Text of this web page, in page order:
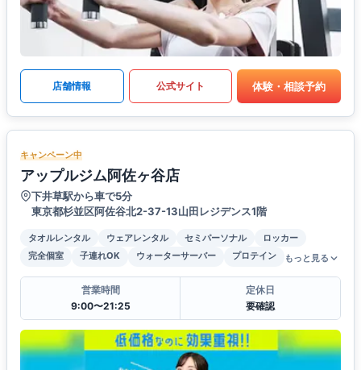
店舗情報 公式サイト 体験・相談予約
キャンペーン中
アップルジム阿佐ヶ谷店
下井草駅から車で5分
東京都杉並区阿佐谷北2-37-13山田レジデンス1階
タオルレンタル ウェアレンタル セミパーソナル
ロッカー
完全個室
子連れOK ウォーターサーバー プロテイン もっと見る
営業時間
9:00〜21:25
定休日
要確認